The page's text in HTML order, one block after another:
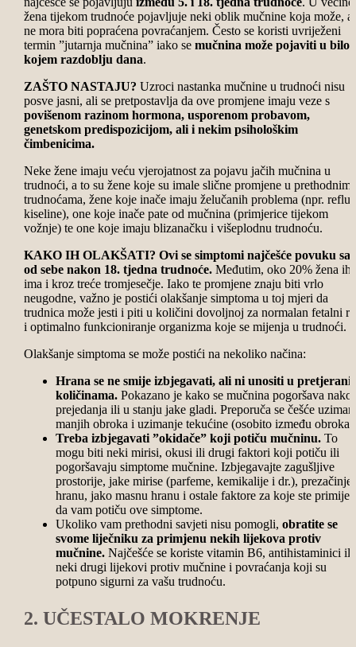
žena tijekom trudnoće pojavljuje neki oblik mučnine koja može,
ne mora biti popraćena povraćanjem. Često se koristi uvriježeni
termin ”jutarnja mučnina” iako se mučnina može pojaviti u bilo
kojem razdoblju dana.
ZAŠTO NASTAJU? Uzroci nastanka mučnine u trudnoći nisu
posve jasni, ali se pretpostavlja da ove promjene imaju veze s
povišenom razinom hormona, usporenom probavom,
genetskom predispozicijom, ali i nekim psihološkim
čimbenicima.
Neke žene imaju veću vjerojatnost za pojavu jačih mučnina u
trudnoći, a to su žene koje su imale slične promjene u prethodnim
trudnoćama, žene koje inače imaju želučanih problema (npr.
kiseline), one koje inače pate od mučnina (primjerice tijekom
vožnje) te one koje imaju blizanačku i višeplodnu trudnoću.
KAKO IH OLAKŠATI? Ovi se simptomi najčešće povuku
od sebe nakon 18. tjedna trudnoće.Međutim, oko 20% žena ih
ima i kroz treće tromjesečje. Iako te promjene znaju biti vrlo
neugodne, važno je postići olakšanje simptoma u toj mjeri da
trudnica može jesti i piti u količini dovoljnoj za normalan fetalni
i optimalno funkcioniranje organizma koje se mijenja u trudnoći.
Olakšanje simptoma se može postići na nekoliko načina:
Hrana se ne smije izbjegavati, ali ni unositi u
količinama.Pokazano je kako se mučnina pogoršava
prejedanja ili u stanju jake gladi. Preporuča se češće
manjih obroka i uzimanje tekućine (osobito između obroka).
Treba izbjegavati ”okidače” koji potiču mučninu.To
mogu biti neki mirisi, okusi ili drugi faktori koji potiču ili
pogoršavaju simptome mučnine. Izbjegavajte zagušljive
prostorije, jake mirise (parfeme, kemikalije i dr.),
hranu, jako masnu hranu i ostale faktore za koje ste
da vam potiču ove simptome.
Ukoliko vam prethodni savjeti nisu pomogli, obratite se
svome liječniku za primjenu nekih lijekova protiv
mučnine.Najčešće se koriste vitamin B6, antihistaminici ili
neki drugi lijekovi protiv mučnine i povraćanja koji su
potpuno sigurni za vašu trudnoću.
2. UČESTALO MOKRENJE